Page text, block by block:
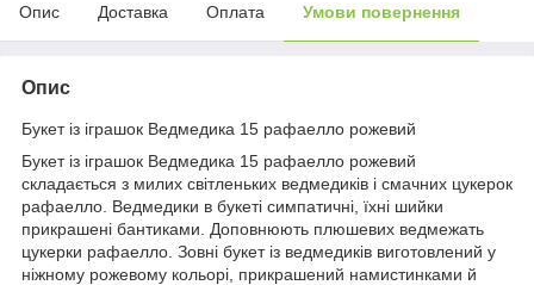
Опис Доставка Оплата Умови повернення
Опис
Букет із іграшок Ведмедика 15 рафаелло рожевий
Букет із іграшок Ведмедика 15 рафаелло рожевий
складається з милих світленьких ведмедиків і смачних цукерок
рафаелло. Ведмедики в букеті симпатичні, їхні шийки
прикрашені бантиками. Доповнюють плюшевих ведмежать
цукерки рафаелло. Зовні букет із ведмедиків виготовлений у
ніжному рожевому кольорі, прикрашений намистинками й